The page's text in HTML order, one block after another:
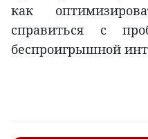
как
справиться с
беспроигрышной